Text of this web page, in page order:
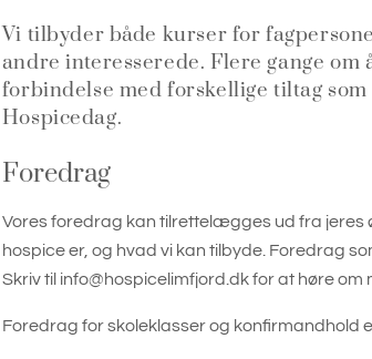
Vi tilbyder både kurser for
andre interesserede. Flere gange
forbindelse med forskellige tiltag
Hospicedag.
Foredrag
Vores foredrag kan tilrettelægges ud fra jeres
hospice er, og hvad vi kan tilbyde. Foredrag
Skriv til info@hospicelimfjord.dk for at høre om
Foredrag for skoleklasser og konfirmandhold